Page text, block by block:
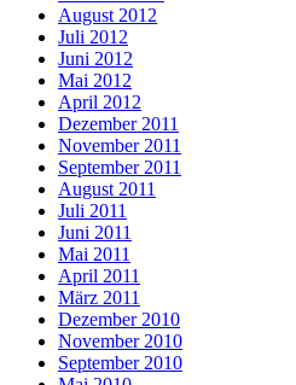
August 2012
Juli 2012
Juni 2012
Mai 2012
April 2012
Dezember 2011
November 2011
September 2011
August 2011
Juli 2011
Juni 2011
Mai 2011
April 2011
März 2011
Dezember 2010
November 2010
September 2010